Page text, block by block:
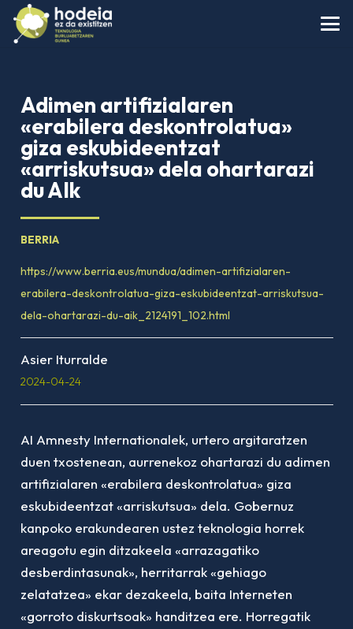
Adimen artifizialaren
«erabilera deskontrolatua»
giza eskubideentzat
«arriskutsua» dela ohartarazi
du AIk
BERRIA
https://www.berria.eus/mundua/adimen-artifizialaren-
erabilera-deskontrolatua-giza-eskubideentzat-arriskutsua-
dela-ohartarazi-du-aik_2124191_102.html
Asier Iturralde
2024-04-24
AI Amnesty Internationalek, urtero argitaratzen
duen txostenean, aurrenekoz ohartarazi du adimen
artifizialaren «erabilera deskontrolatua» giza
eskubideentzat «arriskutsua» dela. Gobernuz
kanpoko erakundearen ustez teknologia horrek
areagotu egin ditzakeela «arrazagatiko
desberdintasunak», herritarrak «gehiago
zelatatzea» ekar dezakeela, baita Interneten
«gorroto diskurtsoak» handitzea ere. Horregatik